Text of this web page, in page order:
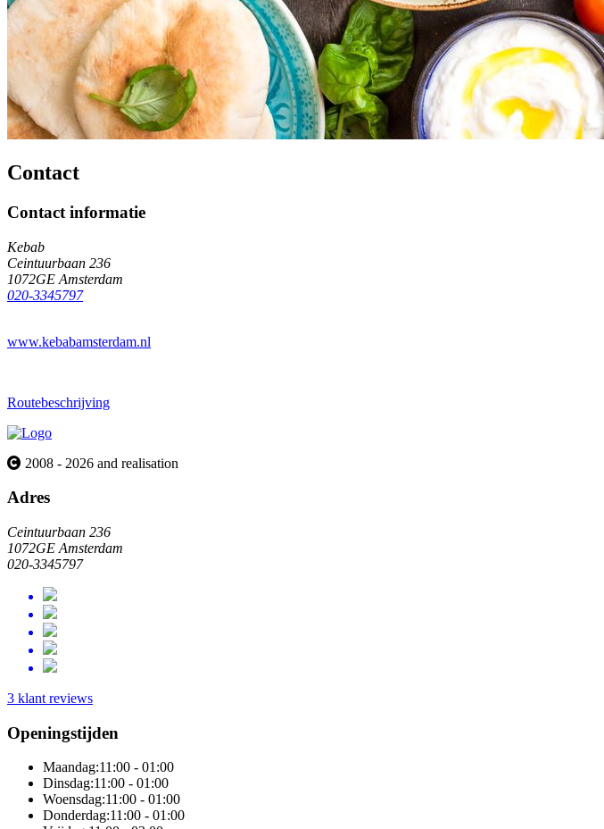
Contact
Contact informatie
Kebab
Ceintuurbaan 236
1072GE Amsterdam
020-3345797
www.kebabamsterdam.nl
Routebeschrijving
2008 - 2026 and realisation
Adres
Ceintuurbaan 236
1072GE Amsterdam
020-3345797
3 klant reviews
Openingstijden
Maandag:11:00 - 01:00
Dinsdag:11:00 - 01:00
Woensdag:11:00 - 01:00
Donderdag:11:00 - 01:00